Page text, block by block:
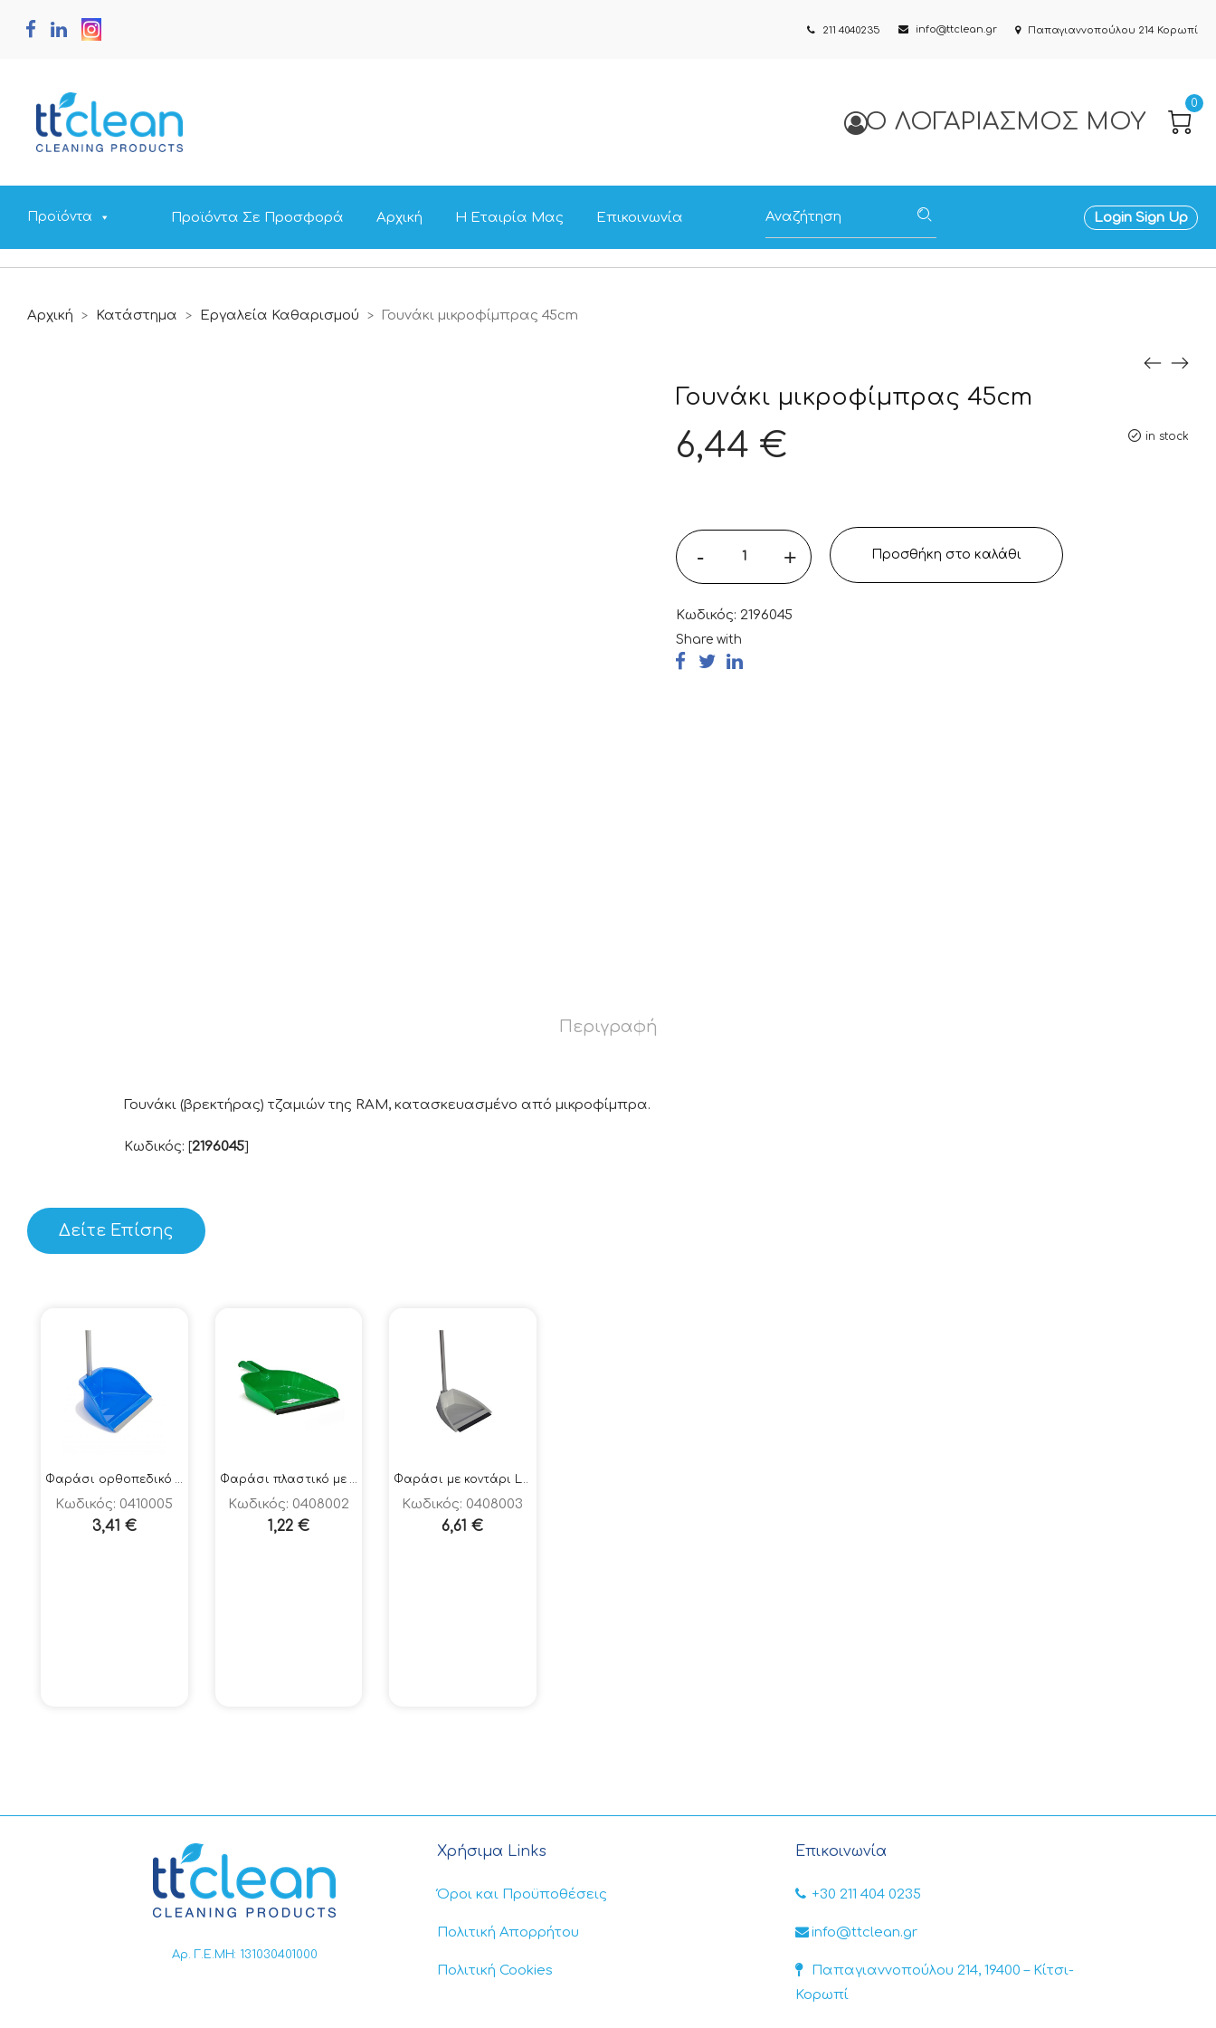
211 4040235 info@ttclean.gr Παπαγιαννοπούλου 214 Κορωπί
Ο ΛΟΓΑΡΙΑΣΜΌΣ ΜΟΥ
0
Προϊόντα Προϊόντα Σε Προσφορά Αρχική Η Εταιρία Μας Επικοινωνία Login Sign Up
Αρχική > Κατάστημα > Εργαλεία Καθαρισμού > Γουνάκι μικροφίμπρας 45cm
Γουνάκι μικροφίμπρας 45cm
in stock
6,44 €
- + Προσθήκη στο καλάθι
Κωδικός: 2196045
Share with
Περιγραφή
Γουνάκι (βρεκτήρας) τζαμιών της RAM, κατασκευασμένο από μικροφίμπρα.
Κωδικός: [2196045]
Δείτε Επίσης
Φαράσι ορθοπεδικό με κοντάρι ΣΧ 805
Κωδικός: 0410005
3,41 €
Φαράσι πλαστικό με λάστιχο χειρός
Κωδικός: 0408002
1,22 €
Φαράσι με κοντάρι Lobby Vileda
Κωδικός: 0408003
6,61€
Αρ. Γ.Ε.ΜΗ: 131030401000
Χρήσιμα Links
Όροι και Προϋποθέσεις
Πολιτική Απορρήτου
Πολιτική Cookies
Επικοινωνία
+30 211 404 0235
info@ttclean.gr
Παπαγιαννοπούλου 214, 19400 – Κίτσι-
Κορωπί